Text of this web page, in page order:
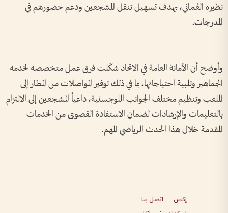
نظيره العُماني، بهدف تسهيل تنقل المشجعين ودعم حضورهم في
المدرجات.
وأوضح أن الأمانة العامة في الاتحاد شكّلت فرق عمل متخصصة لخدمة
الجماهير وتلبية احتياجاتها، بما في ذلك توفير المواصلات من المطار إلى
الملعب وتنظيم مختلف الجوانب اللوجستية، داعياً المشجعين إلى الالتزام
بالتعليمات والإرشادات لضمان الاستفادة القصوى من الخدمات
المقدمة خلال هذا الحدث الرياضي المهم.
إكس
اتصل بنا